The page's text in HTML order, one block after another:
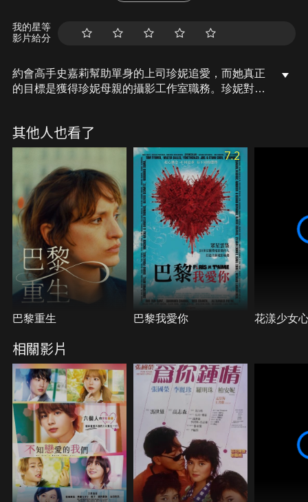
我的星等
影片給分
約會高手史嘉莉幫助單身的上司珍妮追愛，而她真正
的目標是獲得珍妮母親的攝影工作室職務。珍妮對前
愫，珍妮對威爾比對盧卡斯更有感覺，史嘉莉在相處
中發現心屬盧卡斯……。命運亂點鴛鴦譜，有情人能
否終成眷屬？
其他人也看了
巴黎重生
7.2
巴黎我愛你 花漾少女
相關影片